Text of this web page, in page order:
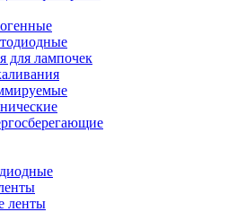
для лампочек
ленты